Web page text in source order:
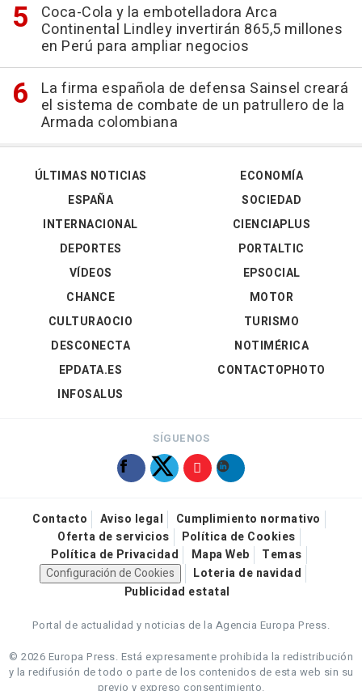
Coca-Cola y la embotelladora Arca
Continental Lindley invertirán 865,5 millones
en Perú para ampliar negocios
La firma española de defensa Sainsel creará
el sistema de combate de un patrullero de la
Armada colombiana
ÚLTIMAS NOTICIAS
ESPAÑA
INTERNACIONAL
DEPORTES
VÍDEOS
ECONOMÍA
SOCIEDAD
CIENCIAPLUS
PORTALTIC
EPSOCIAL
CHANCE
CULTURAOCIO
DESCONECTA
EPDATA.ES
INFOSALUS
MOTOR
TURISMO
NOTIMÉRICA
CONTACTOPHOTO
SÍGUENOS
Contacto Aviso legal
Cumplimiento normativo
Oferta de servicios
Política de Cookies
Política de Privacidad
Mapa Web
Temas
Configuración de Cookies
Loteria de navidad
Publicidad estatal
Portal de actualidad y noticias de la Agencia Europa Press.
© 2026 Europa Press. Está expresamente prohibida la redistribución
y la redifusión de todo o parte de los contenidos de esta web sin su
previo y expreso consentimiento.